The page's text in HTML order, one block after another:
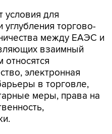
условия для
торгово-
между ЕАЭС и
взаимный
относятся
электронная
в торговле,
меры, права на